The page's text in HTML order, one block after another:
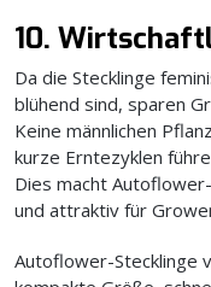
10.
Da die Stecklinge
blühend sind, sparen
Keine männlichen
kurze Erntezyklen
Dies macht
und attraktiv für
Autoflower-Stecklinge